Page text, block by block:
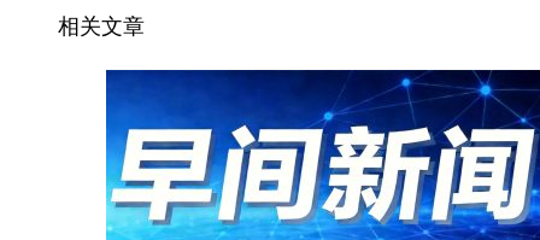
相关文章